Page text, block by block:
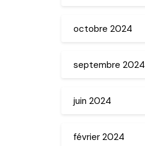
octobre 2024
septembre 2024
juin 2024
février 2024